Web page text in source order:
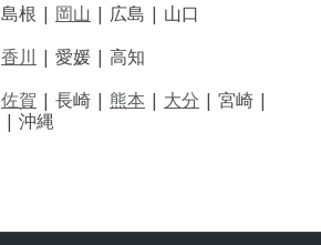
島根 | 岡山 | 広島 | 山口
香川 | 愛媛 | 高知
佐賀 | 長崎 | 熊本 | 大分 | 宮崎 |
| 沖縄